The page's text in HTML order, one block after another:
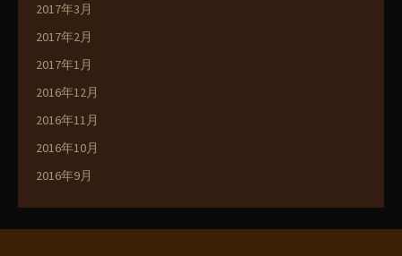
2017年3月
2017年2月
2017年1月
2016年12月
2016年11月
2016年10月
2016年9月